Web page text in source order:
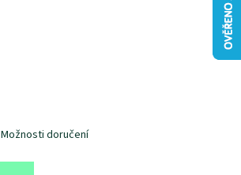
Možnosti doručení